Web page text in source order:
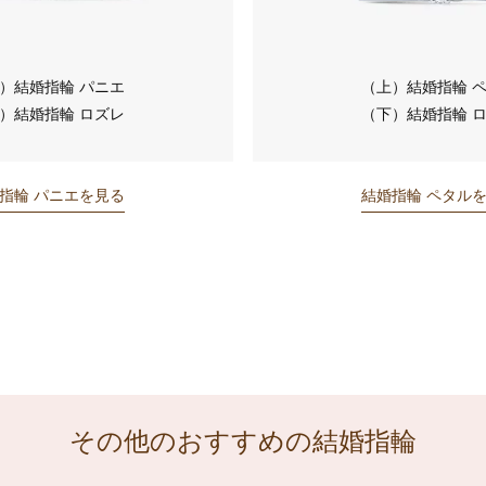
）結婚指輪 パニエ
）結婚指輪 ロズレ
輪 パニエを見る
（上）結婚指輪
（下）結婚指輪
結婚指輪 ペタル
その他のおすすめの結婚指輪